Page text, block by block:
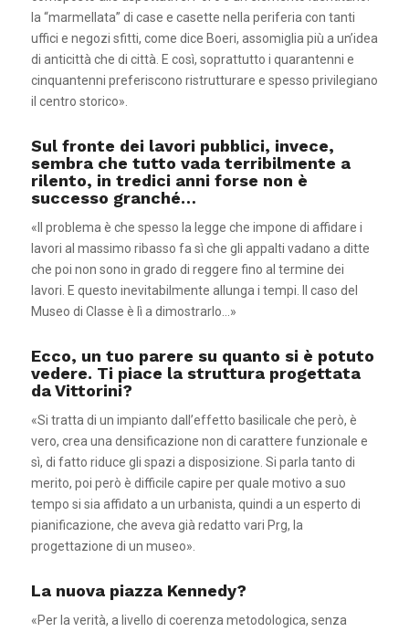
la “marmellata” di case e casette nella periferia con tanti
uffici e negozi sfitti, come dice Boeri, assomiglia più a un’idea
di anticittà che di città. E così, soprattutto i quarantenni e
cinquantenni preferiscono ristrutturare e spesso privilegiano
il centro storico».
Sul fronte dei lavori pubblici, invece,
sembra che tutto vada terribilmente a
rilento, in tredici anni forse non è
successo granché…
«Il problema è che spesso la legge che impone di affidare i
lavori al massimo ribasso fa sì che gli appalti vadano a ditte
che poi non sono in grado di reggere fino al termine dei
lavori. E questo inevitabilmente allunga i tempi. Il caso del
Museo di Classe è lì a dimostrarlo…»
Ecco, un tuo parere su quanto si è potuto
vedere. Ti piace la struttura progettata
da Vittorini?
«Si tratta di un impianto dall’effetto basilicale che però, è
vero, crea una densificazione non di carattere funzionale e
sì, di fatto riduce gli spazi a disposizione. Si parla tanto di
merito, poi però è difficile capire per quale motivo a suo
tempo si sia affidato a un urbanista, quindi a un esperto di
pianificazione, che aveva già redatto vari Prg, la
progettazione di un museo».
La nuova piazza Kennedy?
«Per la verità, a livello di coerenza metodologica, senza